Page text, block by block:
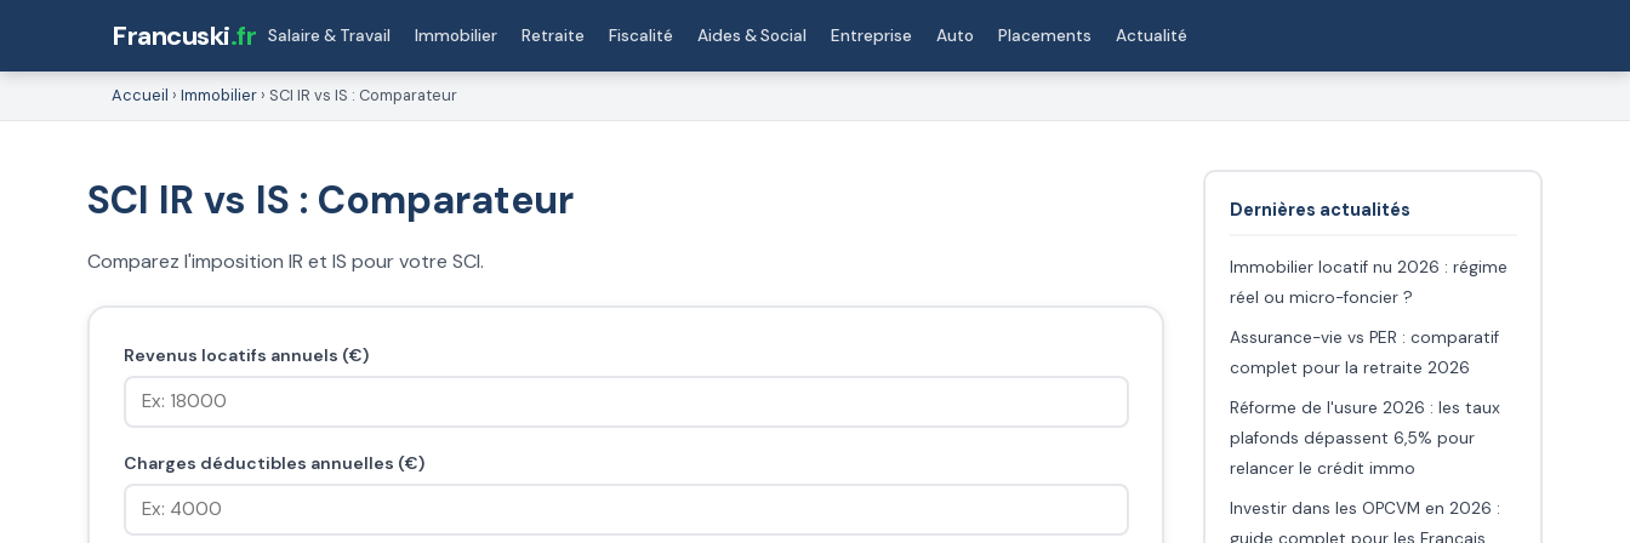
Francuski.fr Salaire & Travail Immobilier Retraite Fiscalité Aides & Social Entreprise Auto Placements Actualité
Accueil › Immobilier › SCI IR vs IS : Comparateur
SCI IR vs IS : Comparateur
Comparez l'imposition IR et IS pour votre SCI.
Revenus locatifs annuels (€)
Charges déductibles annuelles (€)
Dernières actualités
Immobilier locatif nu 2026 : régime
réel ou micro-foncier ?
Assurance-vie vs PER : comparatif
complet pour la retraite 2026
Réforme de l'usure 2026 : les taux
plafonds dépassent 6,5% pour
relancer le crédit immo
Investir dans les OPCVM en 2026 :
guide complet pour les Français